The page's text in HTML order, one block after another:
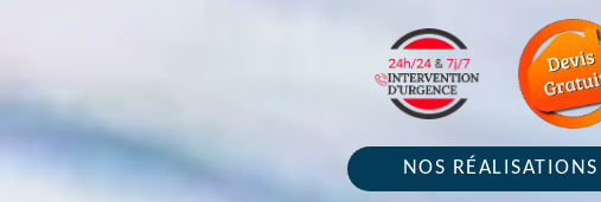
NOS RÉALISATIONS